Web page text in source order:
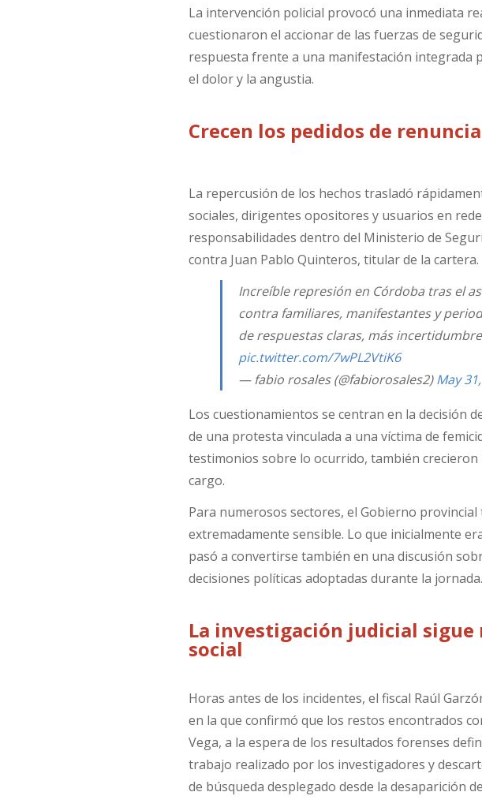
La intervención policial provocó una inmediata
cuestionaron el accionar de las fuerzas de
respuesta frente a una manifestación integrada
el dolor y la angustia.
Crecen los pedidos de
La repercusión de los hechos trasladó
sociales, dirigentes opositores y usuarios en
responsabilidades dentro del Ministerio de
contra Juan Pablo Quinteros, titular de la cartera.
Increíble represión en Córdoba tras el
contra familiares, manifestantes y
de respuestas claras, más
pic.twitter.com/7wPL2VtiK6
— fabio rosales (@fabiorosales2)May
Los cuestionamientos se centran en la decisión
de una protesta vinculada a una víctima de
testimonios sobre lo ocurrido, también
cargo.
Para numerosos sectores, el Gobierno
extremadamente sensible. Lo que inicialmente
pasó a convertirse también en una discusión
decisiones políticas adoptadas durante la jornada.
La investigación judicial
social
Horas antes de los incidentes, el fiscal Raúl
en la que confirmó que los restos encontrados
Vega, a la espera de los resultados forenses
trabajo realizado por los investigadores y
de búsqueda desplegado desde la desaparición